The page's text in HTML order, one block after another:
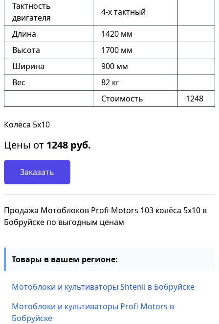
Тактность
двигателя
4-х тактный
Длина
1420 мм
Высота
1700 мм
Ширина
900 мм
Вес
82 кг
Стоимость
1248
Колёса 5х10
Цены от 1248 руб.
Заказать
Продажа Мотоблоков Profi Motors 103 колёса 5х10 в
Бобруйске по выгодным ценам
Товары в вашем регионе:
Мотоблоки и культиваторы Shtenli в Бобруйске
Мотоблоки и культиваторы Profi Motors в
Бобруйске